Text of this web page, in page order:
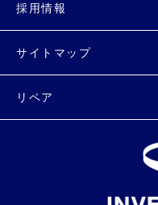
採用情報
サイトマップ
リペア